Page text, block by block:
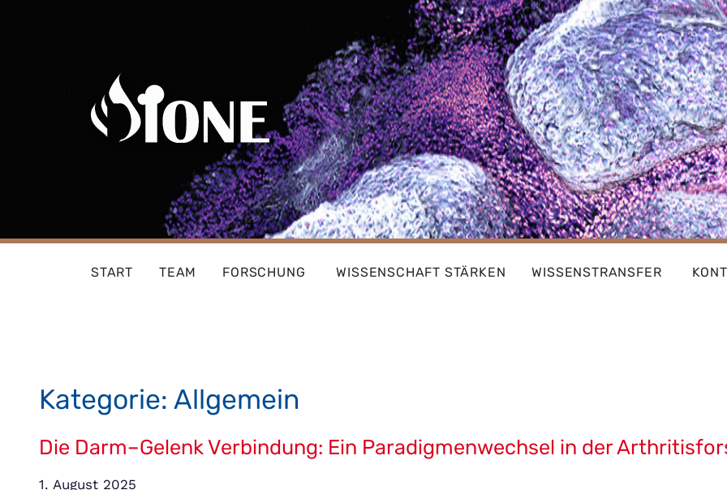
START TEAM FORSCHUNG WISSENSCHAFT STÄRKEN WISSENSTRANSFER
Kategorie: Allgemein
Die Darm–Gelenk Verbindung: Ein Paradigmenwechsel in der
1. August 2025